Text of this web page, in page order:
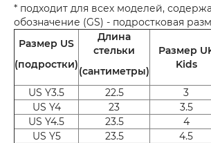
* подходит для всех моделей,
обозначение (GS) - подростковая
Размер US
(подростки)
Длина
стельки
(сантиметры)
Размер
Kids
US Y3.5 22.5 3
US Y4
23 3.5
US Y4.5
23.5 4
US Y5
23.5 4.5